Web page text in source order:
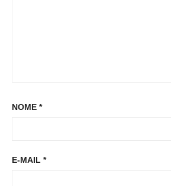
NOME *
E-MAIL *